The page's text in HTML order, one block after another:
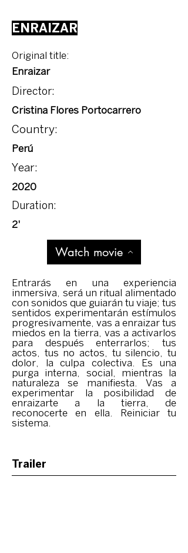
ENRAIZAR
Original title:
Enraizar
Director:
Cristina Flores Portocarrero
Country:
Perú
Year:
2020
Duration:
2'
Watch movie
Entrarás en una experiencia
inmersiva, será un ritual alimentado
con sonidos que guiarán tu viaje; tus
sentidos experimentarán estímulos
progresivamente, vas a enraizar tus
miedos en la tierra, vas a activarlos
para después enterrarlos; tus
actos, tus no actos, tu silencio, tu
dolor, la culpa colectiva. Es una
purga interna, social, mientras la
naturaleza se manifiesta. Vas a
experimentar la posibilidad de
enraizarte a la tierra, de
reconocerte en ella. Reiniciar tu
sistema.
Trailer